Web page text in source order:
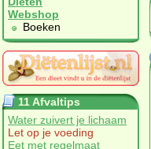
Webshop
Boeken
11 Afvaltips
Water zuivert je lichaam
Let op je voeding
Eet met regelmaat